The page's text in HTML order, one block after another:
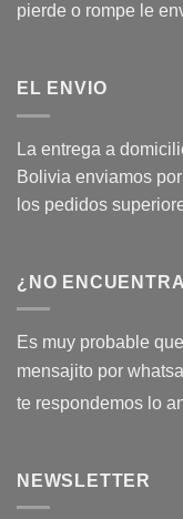
pierde o rompe le
EL ENVIO
La entrega a
Bolivia enviamos
los pedidos
¿NO
Es muy probable
mensajito por
te respondemos lo
NEWSLETTER